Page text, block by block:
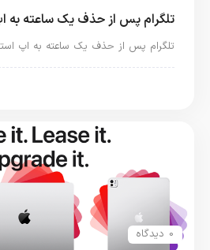
تلگرام پس از حذف یک ساعته به
تلگرام پس از حذف یک ساعته به اپ
0 دیدگاه